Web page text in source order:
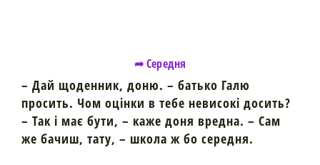
➦ Середня
– Дай щоденник, доню. – батько Галю
просить. Чом оцінки в тебе невисокі досить?
– Так і має бути, – каже доня вредна. – Сам
же бачиш, тату, – школа ж бо середня.